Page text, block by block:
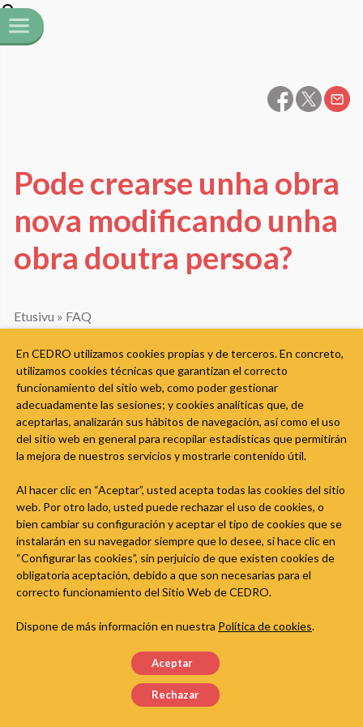
Pode crearse unha obra
nova modificando unha
obra doutra persoa?
Etusivu » FAQ
Modificar unha obra constitúe un acto de transformación
que, con carácter xeral, require de autorización.
More
En CEDRO utilizamos cookies propias y de terceros. En concreto,
utilizamos cookies técnicas que garantizan el correcto
funcionamiento del sitio web, como poder gestionar
adecuadamente las sesiones; y cookies analíticas que, de
aceptarlas, analizarán sus hábitos de navegación, así como el uso
del sitio web en general para recopilar estadísticas que permitirán
la mejora de nuestros servicios y mostrarle contenido útil.
Al hacer clic en “Aceptar”, usted acepta todas las cookies del sitio
web. Por otro lado, usted puede rechazar el uso de cookies, o
bien cambiar su configuración y aceptar el tipo de cookies que se
instalarán en su navegador siempre que lo desee, si hace clic en
“Configurar las cookies”, sin perjuicio de que existen cookies de
obligatoria aceptación, debido a que son necesarias para el
correcto funcionamiento del Sitio Web de CEDRO.
Dispone de más información en nuestra Política de cookies.
Aceptar
Rechazar